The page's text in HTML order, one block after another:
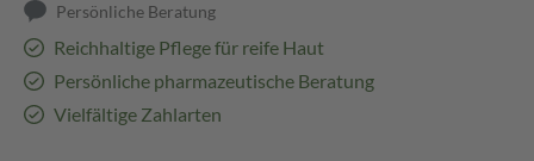
Persönliche Beratung
Reichhaltige Pflege für reife Haut
Persönliche pharmazeutische Beratung
Vielfältige Zahlarten